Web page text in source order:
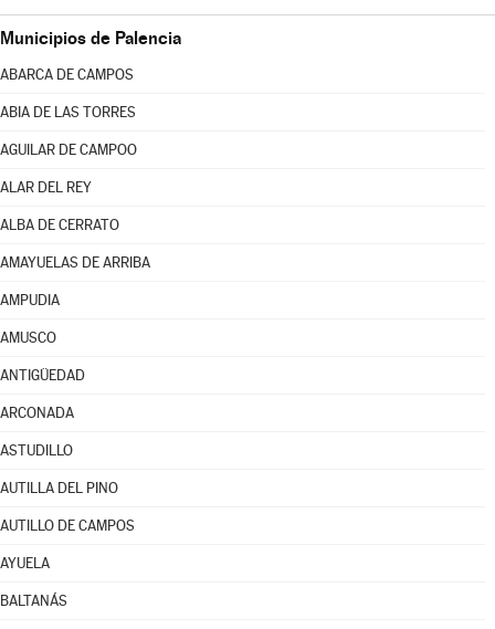
Municipios de Palencia
ABARCA DE CAMPOS
ABIA DE LAS TORRES
AGUILAR DE CAMPOO
ALAR DEL REY
ALBA DE CERRATO
AMAYUELAS DE ARRIBA
AMPUDIA
AMUSCO
ANTIGÜEDAD
ARCONADA
ASTUDILLO
AUTILLA DEL PINO
AUTILLO DE CAMPOS
AYUELA
BALTANÁS